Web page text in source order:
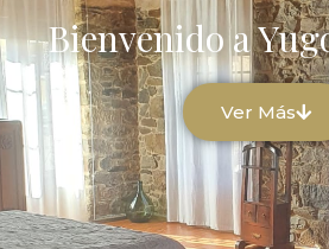
Bienvenido a
Ver Más